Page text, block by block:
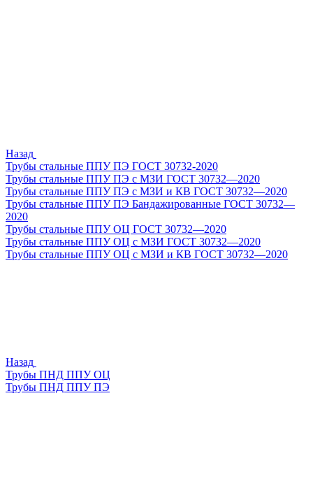
Назад
Трубы стальные ППУ ПЭ ГОСТ 30732-2020
Трубы стальные ППУ ПЭ с МЗИ ГОСТ 30732—2020
Трубы стальные ППУ ПЭ с МЗИ и КВ ГОСТ 30732—2020
Трубы стальные ППУ ПЭ Бандажированные ГОСТ 30732—
2020
Трубы стальные ППУ ОЦ ГОСТ 30732—2020
Трубы стальные ППУ ОЦ с МЗИ ГОСТ 30732—2020
Трубы стальные ППУ ОЦ с МЗИ и КВ ГОСТ 30732—2020
Назад
Трубы ПНД ППУ ОЦ
Трубы ПНД ППУ ПЭ